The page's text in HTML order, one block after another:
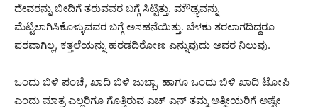
ದೇವರನ್ನು ಬೀದಿಗೆ ತರುವವರ ಬಗ್ಗೆ ಸಿಟ್ಟಿತ್ತು. ಮೌಢ್ಯವನ್ನು
ಮೆಟ್ಟಿಲಾಗಿಸಿಕೊಳ್ಳುವವರ ಬಗ್ಗೆ ಅಸಹನೆಯಿತ್ತು. ಬೆಳಕು ತರಲಾಗದಿದ್ದರೂ
ಪರವಾಗಿಲ್ಲ, ಕತ್ತಲೆಯನ್ನು ಹರಡದಿರೋಣ ಎನ್ನುವುದು ಅವರ ನಿಲುವು.
ಒಂದು ಬಿಳಿ ಪಂಚೆ, ಖಾದಿ ಬಿಳಿ ಜುಬ್ಬಾ, ಹಾಗೂ ಒಂದು ಬಿಳಿ ಖಾದಿ ಟೋಪಿ
ಎಂದು ಮಾತ್ರ ಎಲ್ಲರಿಗೂ ಗೊತ್ತಿರುವ ಎಚ್ ಎನ್ ತಮ್ಮ ಆತ್ಮೀಯರಿಗೆ ಅಷ್ಟೇ